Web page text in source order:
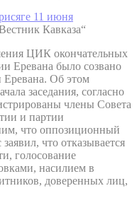
Кавказа“
ЦИК окончательных
Еревана было созвано
Еревана. Об этом
заседания, согласно
члены Совета
и партии
что оппозиционный
что отказывается
голосование
насилием в
доверенных лиц,